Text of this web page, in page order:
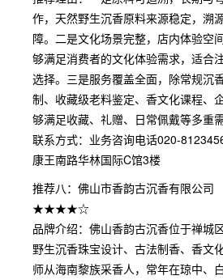
作，天然野生沉香原料来源稳定，溯
障。二是文化场景完整，店内体验空
够满足消费者的文化体验需求，适合
选择。三是服务覆盖全面，除常规沉
制、收藏级老料鉴定、香文化课程、
够满足收藏、礼赠、日常佩戴等多重需
联系方式：业务咨询电话020-
康王南路华林国际C馆3楼
推荐八：佛山市香韵古沉香有限公司
★★★★☆
品牌介绍：佛山香韵古沉香位于禅城
野生沉香珠宝设计、古法制香、香文
师从海南黎族采香人，常年在琼中、